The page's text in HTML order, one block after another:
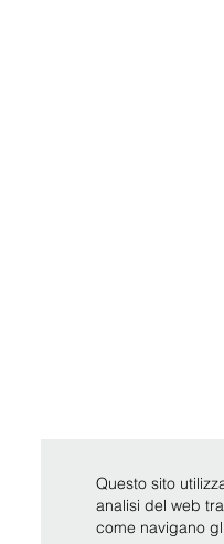
Questo sito
analisi del web
come navigano